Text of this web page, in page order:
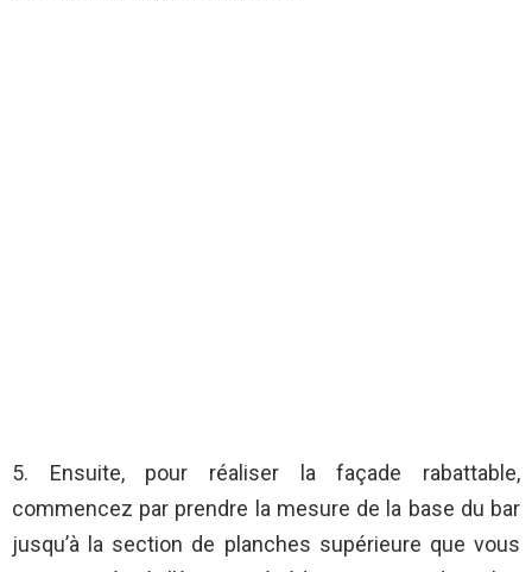
5. Ensuite, pour réaliser la façade rabattable,
commencez par prendre la mesure de la base du bar
jusqu’à la section de planches supérieure que vous